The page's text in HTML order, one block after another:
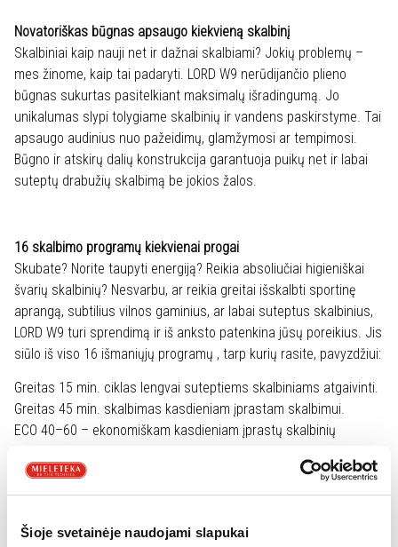
Šioje svetainėje naudojami slapukai
Novatoriškas būgnas apsaugo kiekvieną skalbinį
Skalbiniai kaip nauji net ir dažnai skalbiami? Jokių problemų –
mes žinome, kaip tai padaryti. LORD W9 nerūdijančio plieno
būgnas sukurtas pasitelkiant maksimalų išradingumą. Jo
unikalumas slypi tolygiame skalbinių ir vandens paskirstyme. Tai
apsaugo audinius nuo pažeidimų, glamžymosi ar tempimosi.
Būgno ir atskirų dalių konstrukcija garantuoja puikų net ir labai
suteptų drabužių skalbimą be jokios žalos.
16 skalbimo programų kiekvienai progai
Skubate? Norite taupyti energiją? Reikia absoliučiai higieniškai
švarių skalbinių? Nesvarbu, ar reikia greitai išskalbti sportinę
aprangą, subtilius vilnos gaminius, ar labai suteptus skalbinius,
LORD W9 turi sprendimą ir iš anksto patenkina jūsų poreikius. Jis
siūlo iš viso 16 išmaniųjų programų , tarp kurių rasite, pavyzdžiui:
Greitas 15 min. ciklas lengvai suteptiems skalbiniams atgaivinti.
Greitas 45 min. skalbimas kasdieniam įprastam skalbimui.
ECO 40–60 – ekonomiškam kasdieniam įprastų skalbinių
Vaikų drabužių programa – švelnus, bet efektyvus skalbimas ir
higieniška švara.
reikalinga speciali temperatūra ir priežiūra, kad būtų užtikrintas